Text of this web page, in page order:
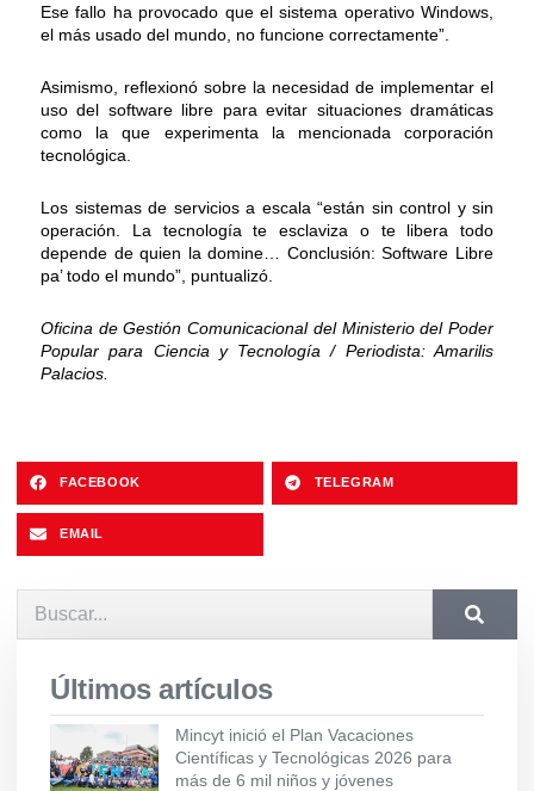
Ese fallo ha provocado que el sistema operativo Windows,
el más usado del mundo, no funcione correctamente”.
Asimismo, reflexionó sobre la necesidad de implementar el
uso del software libre para evitar situaciones dramáticas
como la que experimenta la mencionada corporación
tecnológica.
Los sistemas de servicios a escala “están sin control y sin
operación. La tecnología te esclaviza o te libera todo
depende de quien la domine… Conclusión: Software Libre
pa’ todo el mundo”, puntualizó.
Oficina de Gestión Comunicacional del Ministerio del Poder
Popular para Ciencia y Tecnología / Periodista: Amarilis
Palacios.
FACEBOOK TELEGRAM
EMAIL
Últimos artículos
Mincyt inició el Plan Vacaciones
Científicas y Tecnológicas 2026 para
más de 6 mil niños y jóvenes